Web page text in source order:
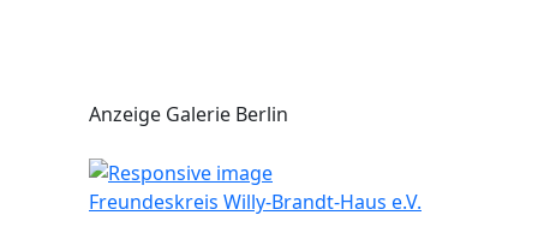
Anzeige Galerie Berlin
Freundeskreis Willy-Brandt-Haus e.V.